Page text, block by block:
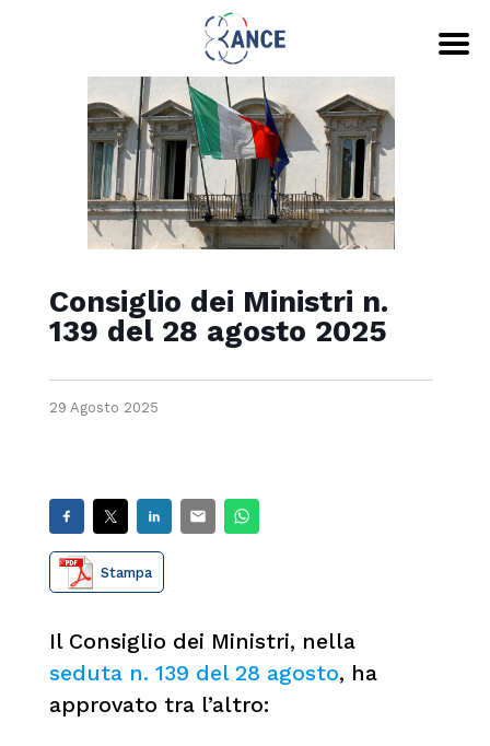
Consiglio dei Ministri n.
139 del 28 agosto 2025
29 Agosto 2025
Stampa
Il Consiglio dei Ministri, nella
seduta n. 139 del 28 agosto, ha
approvato tra l’altro: